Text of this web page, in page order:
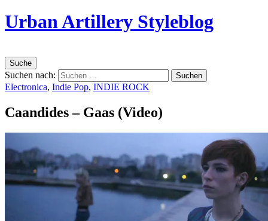
Urban Artillery Styleblog
Suche
Suchen nach:
Electronica, Indie Pop, INDIE ROCK
Caandides – Gaas (Video)